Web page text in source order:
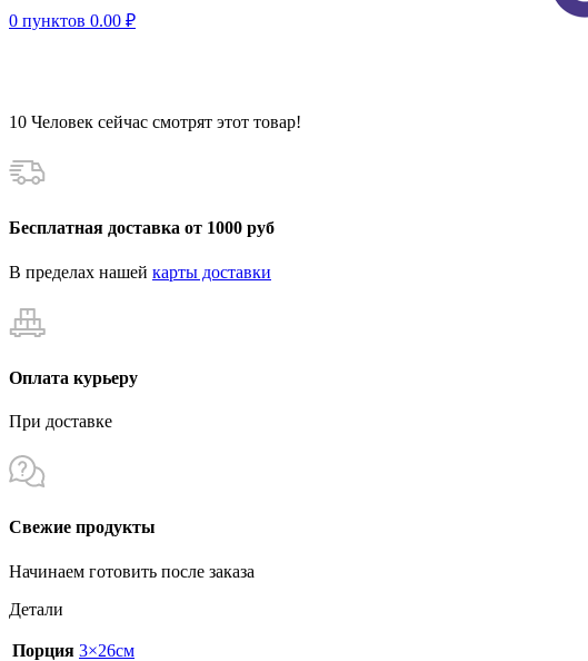
0 пунктов 0.00 ₽
10 Человек сейчас смотрят этот товар!
Бесплатная доставка от 1000 руб
В пределах нашей карты доставки
Оплата курьеру
При доставке
Свежие продукты
Начинаем готовить после заказа
Детали
Порция 3×26см